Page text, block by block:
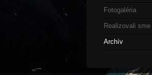
Fotogaléria
Realizovali sme
Archív